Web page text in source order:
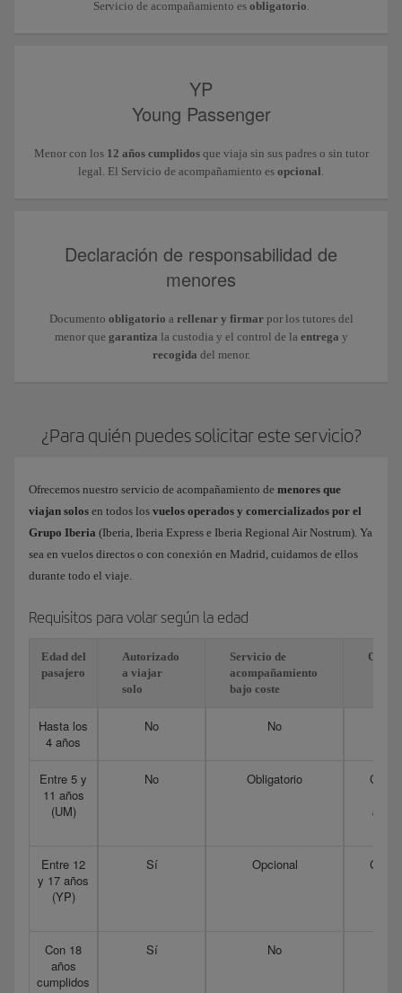
Servicio de acompañamiento es obligatorio
YP
Young Passenger
Menor con los 12 años cumplidosque viaja sin sus padres o sin tutor
legal. El Servicio de acompañamiento es opcional
Declaración de responsabilidad de
menores
Documento obligatorio a rellenar y firmarpor los tutores del
menor que garantiza la custodia y el control de la entrega y
recogida del menor.
¿Para quién puedes solicitar este servicio?
Ofrecemos nuestro servicio de acompañamiento de menores que
viajan solos en todos los vuelos operados y comercializados por el
Grupo Iberia (Iberia, Iberia Express e Iberia Regional Air Nostrum). Ya
sea en vuelos directos o con conexión en Madrid, cuidamos de ellos
durante todo el viaje.
Requisitos para volar según la edad
Edad del
pasajero
Autorizado
a viajar
solo
Servicio de
acompañamiento
bajo coste
Hasta los
4 años
No No
Entre 5 y
11 años
(UM)
No Obligatorio
Entre 12
y 17 años
(YP)
Sí Opcional
Con 18
años
cumplidos
Sí No